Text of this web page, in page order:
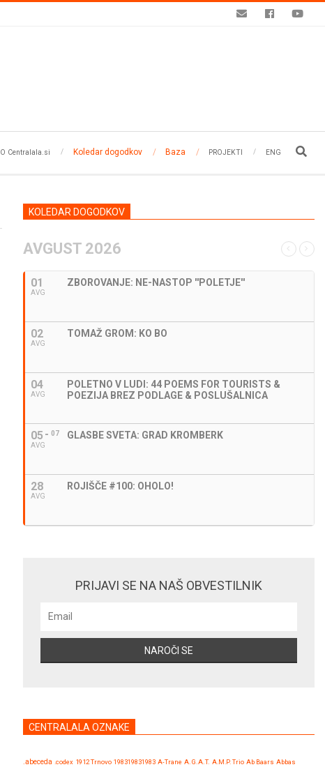
O Centralala.si Koledar dogodkov Baza PROJEKTI ENG Search
KOLEDAR DOGODKOV
AVGUST 2026
01
AVG
ZBOROVANJE: NE-NASTOP ''POLETJE''
02
AVG
TOMAŽ GROM: KO BO
04
AVG
POLETNO V LUDI: 44 POEMS FOR TOURISTS &
POEZIJA BREZ PODLAGE & POSLUŠALNICA
05
AVG
07 GLASBE SVETA: GRAD KROMBERK
28
AVG
ROJIŠČE #100: OHOLO!
PRIJAVI SE NA NAŠ OBVESTILNIK
CENTRALALA OZNAKE
.abeceda .codex 1912 Trnovo 198319831983 A-Trane A.G.A.T. A.M.P. Trio Ab Baars Abbas